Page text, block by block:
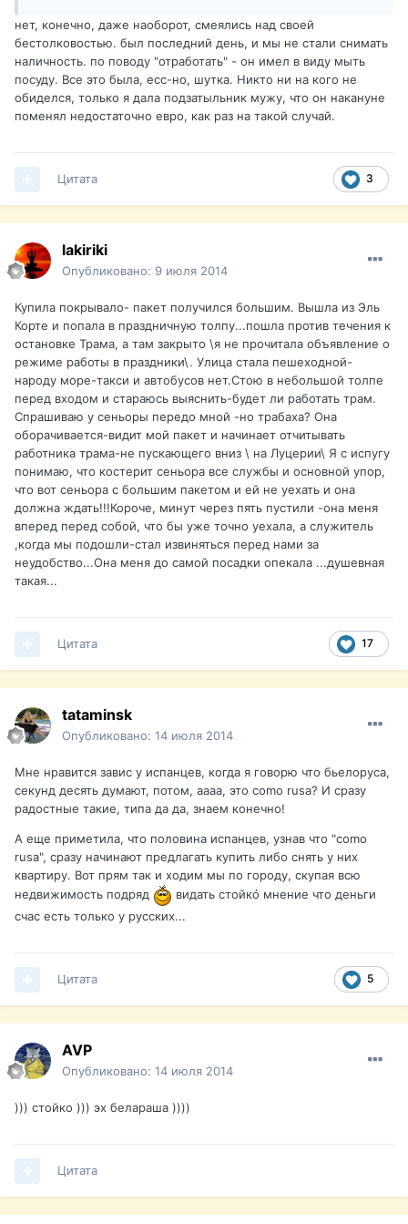
нет, конечно, даже наоборот, смеялись над своей
бестолковостью. был последний день, и мы не стали снимать
наличность. по поводу "отработать" - он имел в виду мыть
посуду. Все это была, есс-но, шутка. Никто ни на кого не
обиделся, только я дала подзатыльник мужу, что он накануне
поменял недостаточно евро, как раз на такой случай.
3
Цитата
lakiriki
Опубликовано: 9 июля 2014
Купила покрывало- пакет получился большим. Вышла из Эль
Корте и попала в праздничную толпу...пошла против течения к
остановке Трама, а там закрыто \я не прочитала объявление о
режиме работы в праздники\. Улица стала пешеходной-
народу море-такси и автобусов нет.Стою в небольшой толпе
перед входом и стараюсь выяснить-будет ли работать трам.
Спрашиваю у сеньоры передо мной -но трабаха? Она
оборачивается-видит мой пакет и начинает отчитывать
работника трама-не пускающего вниз \ на Луцерии\ Я с испугу
понимаю, что костерит сеньора все службы и основной упор,
что вот сеньора с большим пакетом и ей не уехать и она
должна ждать!!!Короче, минут через пять пустили -она меня
вперед перед собой, что бы уже точно уехала, а служитель
,когда мы подошли-стал извиняться перед нами за
неудобство...Она меня до самой посадки опекала ...душевная
такая...
17
Цитата
tataminsk
Опубликовано: 14 июля 2014
Мне нравится завис у испанцев, когда я говорю что бьелоруса,
секунд десять думают, потом, аааа, это como rusa? И сразу
радостные такие, типа да да, знаем конечно!
А еще приметила, что половина испанцев, узнав что "como
rusa", сразу начинают предлагать купить либо снять у них
квартиру. Вот прям так и ходим мы по городу, скупая всю
недвижимость подряд
видать стойкó мнение что деньги
счас есть только у русских...
5
Цитата
AVP
Опубликовано: 14 июля 2014
))) стойко ))) эх белараша ))))
Цитата